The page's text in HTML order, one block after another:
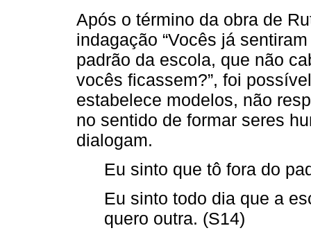
Após o término da obra de
indagação “Vocês já
padrão da escola, que não
vocês ficassem?”, foi
estabelece modelos, não
no sentido de formar seres
dialogam.
Eu sinto que tô fora do
Eu sinto todo dia que a
quero outra. (S14)